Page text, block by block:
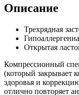
Описание
Трехрядная
Открытая
Компрессионный
(который закрывает
здоровья и
отлично повторяет